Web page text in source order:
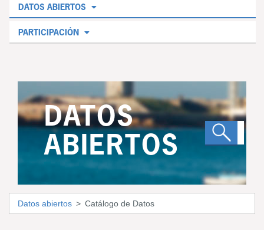
DATOS ABIERTOS
PARTICIPACIÓN
DATOS
ABIERTOS
Datos abiertos Catálogo de Datos